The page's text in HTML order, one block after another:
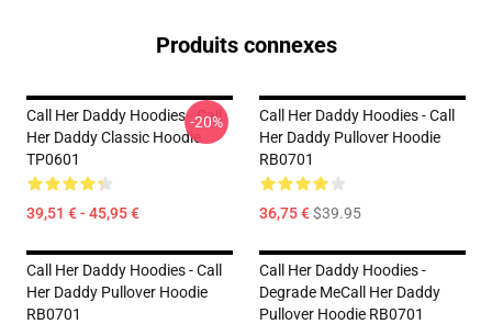
Produits connexes
Call Her Daddy Hoodies - Call
Her Daddy Classic Hoodie
TP0601
39,51 € - 45,95 €
-20%
Call Her Daddy Hoodies - Call
Her Daddy Pullover Hoodie
RB0701
36,75 €$39.95
Call Her Daddy Hoodies - Call
Her Daddy Pullover Hoodie
RB0701
Call Her Daddy Hoodies -
Degrade MeCall Her Daddy
Pullover Hoodie RB0701